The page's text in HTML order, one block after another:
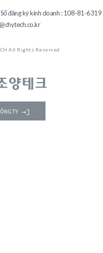
Số đăng ký kinh doanh : 108-81-6319
All Rights Reserved
TY